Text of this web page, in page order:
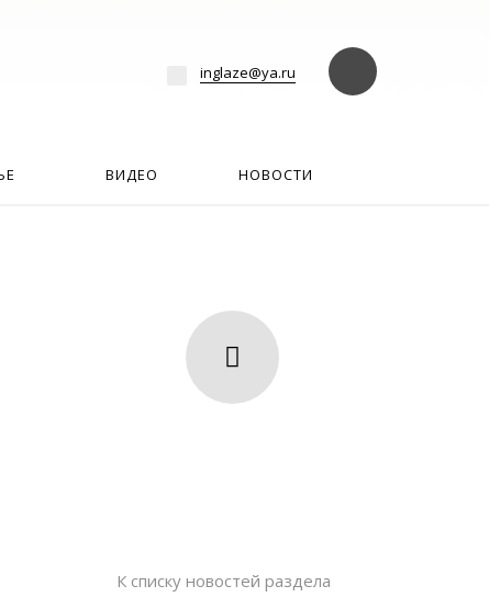
inglaze@ya.ru
ВИДЕО НОВОСТИ
К списку новостей раздела